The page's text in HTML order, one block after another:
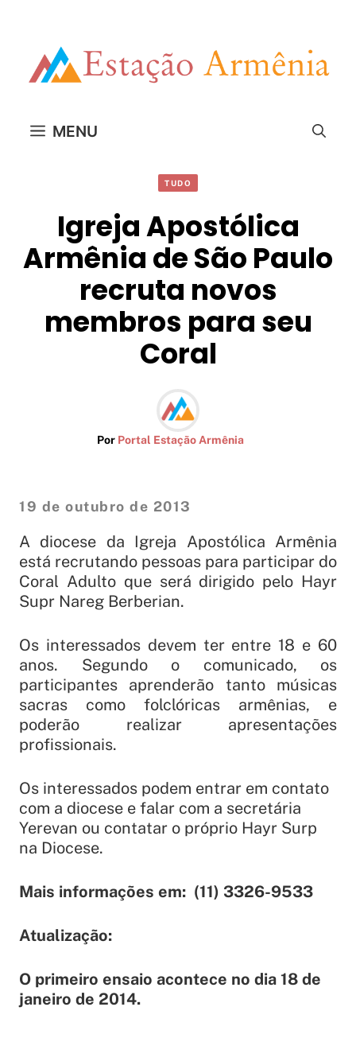
MENU
TUDO
Igreja Apostólica
Armênia de São Paulo
recruta novos
membros para seu
Coral
Por Portal Estação Armênia
19 de outubro de 2013
A diocese da Igreja Apostólica Armênia
está recrutando pessoas para participar do
Coral Adulto que será dirigido pelo Hayr
Supr Nareg Berberian.
Os interessados devem ter entre 18 e 60
anos. Segundo o comunicado, os
participantes aprenderão tanto músicas
sacras como folclóricas armênias, e
poderão realizar apresentações
profissionais.
Os interessados podem entrar em contato
com a diocese e falar com a secretária
Yerevan ou contatar o próprio Hayr Surp
na Diocese.
Mais informações em: (11) 3326-9533
Atualização:
O primeiro ensaio acontece no dia 18 de
janeiro de 2014.